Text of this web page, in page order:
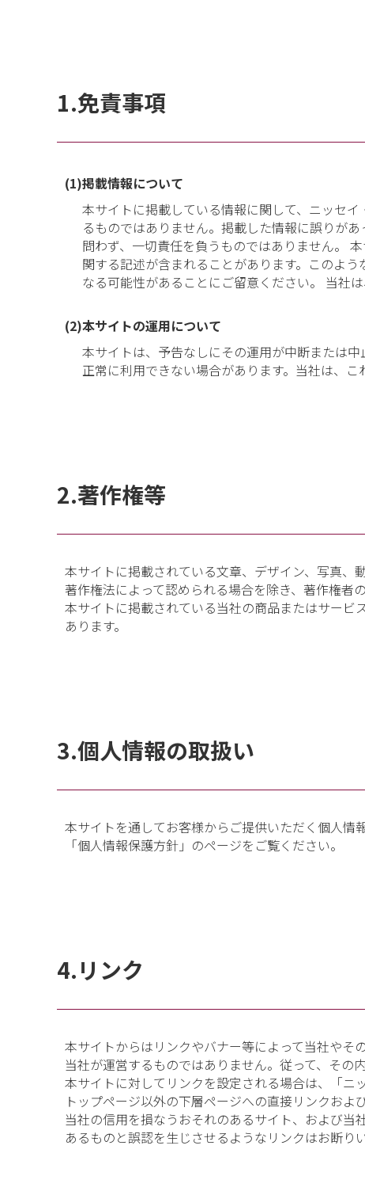
1.免責事項
(1)掲載情報について
本サイトに掲載している情報に関して、ニッセ
るものではありません。掲載した情報に誤りが
問わず、一切責任を負うものではありません。
関する記述が含まれることがあります。このよ
なる可能性があることにご留意ください。 当社
(2)本サイトの運用について
本サイトは、予告なしにその運用が中断または
正常に利用できない場合があります。当社は、
2.著作権等
本サイトに掲載されている文章、デザイン、写真、
著作権法によって認められる場合を除き、著作権者
本サイトに掲載されている当社の商品またはサービ
あります。
3.個人情報の取扱い
本サイトを通してお客様からご提供いただく個人情
「個人情報保護方針」のページをご覧ください。
4.リンク
本サイトからはリンクやバナー等によって当社やそ
当社が運営するものではありません。従って、その
本サイトに対してリンクを設定される場合は、「ニ
トップページ以外の下層ページへの直接リンクお
当社の信用を損なうおそれのあるサイト、および
あるものと誤認を生じさせるようなリンクはお断り